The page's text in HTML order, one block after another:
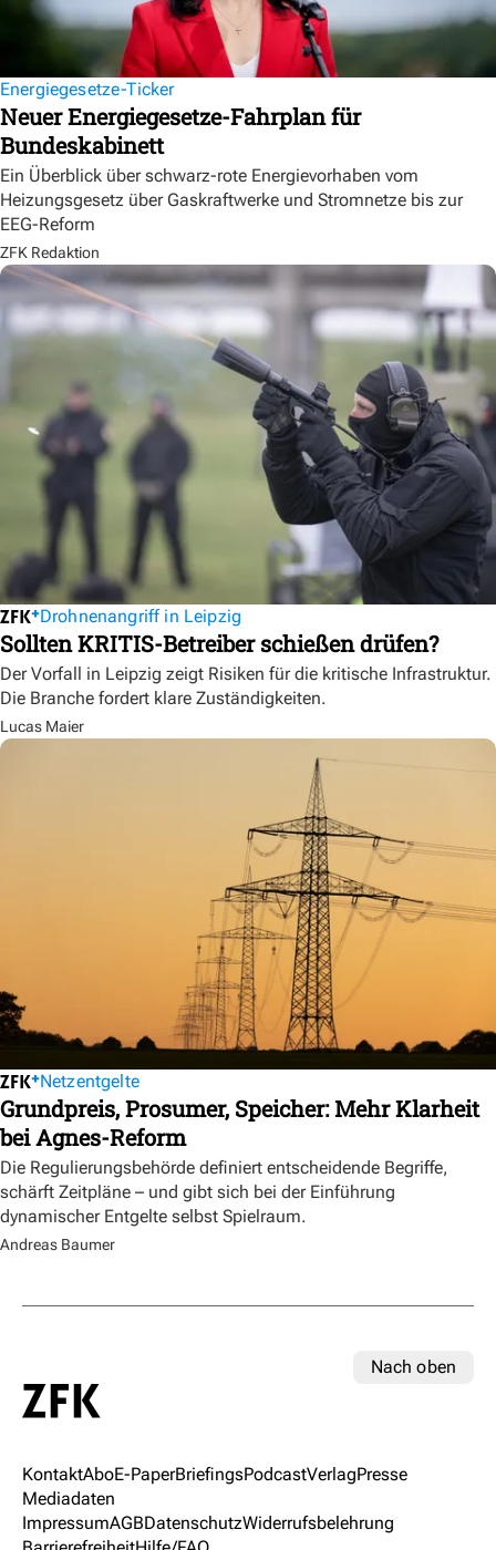
Energiegesetze-Ticker
Neuer Energiegesetze-Fahrplan für
Bundeskabinett
Ein Überblick über schwarz-rote Energievorhaben vom
Heizungsgesetz über Gaskraftwerke und Stromnetze bis zur
EEG-Reform
ZFK Redaktion
Drohnenangriff in Leipzig
Sollten KRITIS-Betreiber schießen drüfen?
Der Vorfall in Leipzig zeigt Risiken für die kritische Infrastruktur.
Die Branche fordert klare Zuständigkeiten.
Lucas Maier
Netzentgelte
Grundpreis, Prosumer, Speicher: Mehr Klarheit
bei Agnes-Reform
Die Regulierungsbehörde definiert entscheidende Begriffe,
schärft Zeitpläne – und gibt sich bei der Einführung
dynamischer Entgelte selbst Spielraum.
Andreas Baumer
Nach oben
KontaktAboE-PaperBriefingsPodcastVerlagPresse
Mediadaten
ImpressumAGBDatenschutzWiderrufsbelehrung